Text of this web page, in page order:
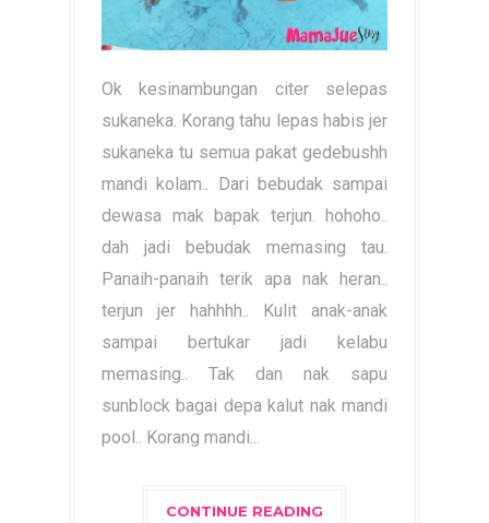
Ok kesinambungan citer selepas
sukaneka. Korang tahu lepas habis jer
sukaneka tu semua pakat gedebushh
mandi kolam.. Dari bebudak sampai
dewasa mak bapak terjun. hohoho..
dah jadi bebudak memasing tau.
Panaih-panaih terik apa nak heran..
terjun jer hahhhh.. Kulit anak-anak
sampai bertukar jadi kelabu
memasing.. Tak dan nak sapu
sunblock bagai depa kalut nak mandi
pool.. Korang mandi...
CONTINUE READING